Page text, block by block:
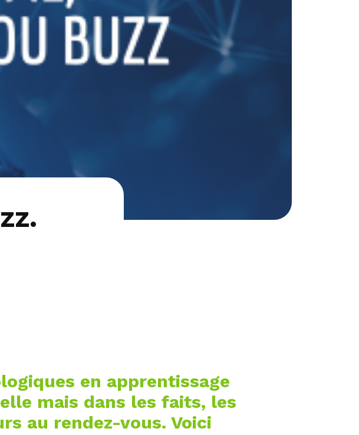
en apprentissage
mais dans les faits, les
au rendez-vous. Voici